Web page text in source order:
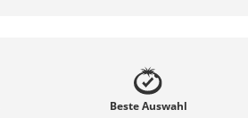
BesteAuswahl